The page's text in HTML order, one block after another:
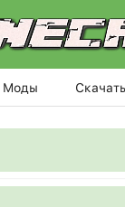
Моды